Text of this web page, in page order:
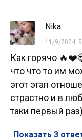
Nika
11/9/2024,
Как горячо
что что то им
этот этап
страстно и в
таки первый
Показать 3